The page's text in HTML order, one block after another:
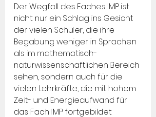
Der Wegfall des Faches IMP ist
nicht nur ein Schlag ins Gesicht
der vielen Schüler, die ihre
Begabung weniger in Sprachen
als im mathematisch-
naturwissenschaftlichen Bereich
sehen, sondern auch für die
vielen Lehrkräfte, die mit hohem
Zeit- und Energieaufwand für
das Fach IMP fortgebildet